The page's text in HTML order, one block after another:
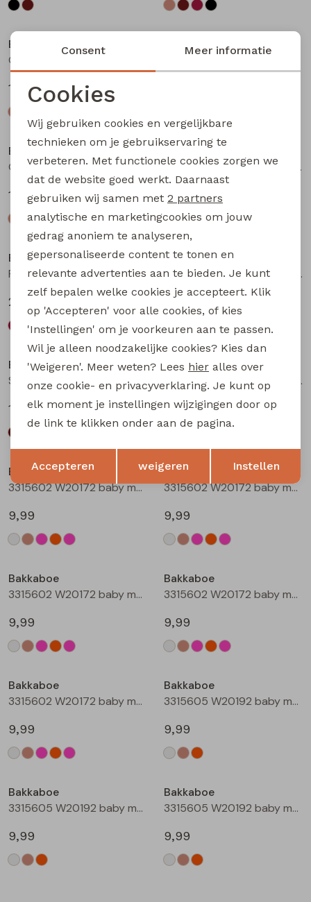
Bakkaboe
12,99
Bakkaboe
Bakkaboe
Olivia baby W20243 baby meisjes T-shirt lm Zwart
12,99
Bakkaboe
Fenda baby W20261 baby meisjes denim jack Wijnrood
24,99
Bakkaboe
Fenda baby W20261 baby meisjes denim jack Zand
24,99
Bakkaboe
Sarra baby W20228 baby meisjes lange broek Bruin donker
12,99
Bakkaboe
Sarra baby W20228 baby meisjes lange broek Wijnrood
12,99
Bakkaboe
Sarra baby W20228 baby meisjes lange broek Zwart
12,99
Bakkaboe
3315602 W20172 baby meisjes T-shirt lm Cream
9,99
Bakkaboe
3315602 W20172 baby meisjes T-shirt lm Taupe
9,99
Bakkaboe
3315602 W20172 baby meisjes T-shirt lm Rose
9,99
Bakkaboe
3315602 W20172 baby meisjes T-shirt lm Perzik
9,99
Bakkaboe
3315602 W20172 baby meisjes T-shirt lm Rose
9,99
Bakkaboe
3315605 W20192 baby meisjes T-shirt lm Cream
9,99
Bakkaboe
3315605 W20192 baby meisjes T-shirt lm Taupe
9,99
Bakkaboe
3315605 W20192 baby meisjes T-shirt lm Perzik
9,99
Noodzakelijke cookies
Analytische cookies
Marketing cookies
Terug Opslaan
Consent Meer informatie
Cookies
Wij gebruiken cookies en vergelijkbare
technieken om je gebruikservaring te
verbeteren. Met functionele cookies zorgen we
dat de website goed werkt. Daarnaast
gebruiken wij samen met 2 partners
analytische en marketingcookies om jouw
gedrag anoniem te analyseren,
gepersonaliseerde content te tonen en
relevante advertenties aan te bieden. Je kunt
zelf bepalen welke cookies je accepteert. Klik
op 'Accepteren' voor alle cookies, of kies
'Instellingen' om je voorkeuren aan te passen.
Wil je alleen noodzakelijke cookies? Kies dan
'Weigeren'. Meer weten? Lees hier alles over
onze cookie- en privacyverklaring. Je kunt op
elk moment je instellingen wijzigingen door op
de link te klikken onder aan de pagina.
Accepteren weigeren Instellen